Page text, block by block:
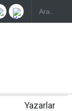
Yazarlar